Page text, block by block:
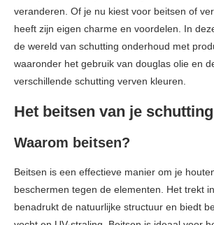
veranderen. Of je nu kiest voor beitsen of
heeft zijn eigen charme en voordelen. In
de wereld van schutting onderhoud met
waaronder het gebruik van douglas olie en
verschillende schutting verven kleuren.
Het beitsen van je schutting
Waarom beitsen?
Beitsen is een effectieve manier om je
beschermen tegen de elementen. Het trekt
benadrukt de natuurlijke structuur en biedt